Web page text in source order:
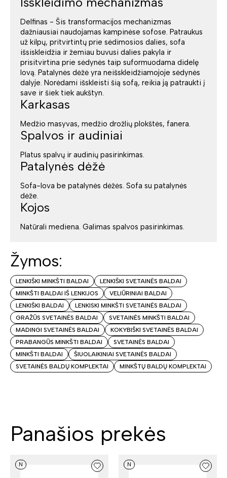
Delfinas - Šis transformacijos mechanizmas
dažniausiai naudojamas kampinėse sofose. Patraukus
už kilpų, pritvirtintų prie sėdimosios dalies, sofa
išsiskleidžia ir žemiau buvusi dalies pakyla ir
prisitvirtina prie sėdynės taip suformuodama didelę
lovą. Patalynės dėžė yra neišskleidžiamojoje sėdynės
dalyje. Norėdami išskleisti šią sofą, reikia ją patraukti į
save ir šiek tiek aukštyn.
Karkasas
Medžio masyvas, medžio drožlių plokštės, fanera.
Spalvos ir audiniai
Platus spalvų ir audinių pasirinkimas.
Patalynės dėžė
Sofa-lova be patalynės dėžės. Sofa su patalynės
dėže.
Kojos
Natūrali mediena. Galimas spalvos pasirinkimas.
Žymos:
LENKIŠKI MINKŠTI BALDAI
LENKIŠKI SVETAINĖS BALDAI
MINKŠTI BALDAI IŠ LENKIJOS
VELIŪRINIAI BALDAI
LENKIŠKI BALDAI
LENKISKI MINKŠTI SVETAINĖS BALDAI
GRAŽŪS SVETAINĖS BALDAI
SVETAINĖS MINKŠTI BALDAI
MADINGI SVETAINĖS BALDAI
KOKYBIŠKI SVETAINĖS BALDAI
PRABANGŪS MINKŠTI BALDAI
SVETAINĖS BALDAI
MINKŠTI BALDAI
ŠIUOLAIKINIAI SVETAINĖS BALDAI
SVETAINĖS BALDŲ KOMPLEKTAI
MINKŠTŲ BALDŲ KOMPLEKTAI
Panašios prekės
N N